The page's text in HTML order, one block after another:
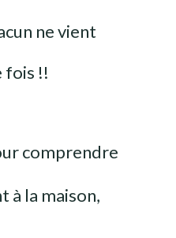
ne vient
fois !!
comprendre
à la maison,